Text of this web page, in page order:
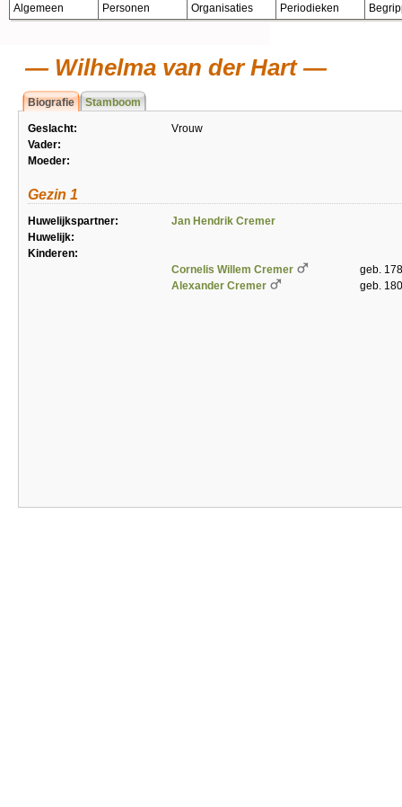
Algemeen Personen Organisaties Periodieken
Wilhelma van der Hart
Biografie Stamboom
Geslacht:
Vrouw
Vader:
Moeder:
Gezin 1
Huwelijkspartner:
Jan Hendrik Cremer
Huwelijk:
Kinderen:
Cornelis Willem Cremer
geb.
Alexander Cremer
geb.